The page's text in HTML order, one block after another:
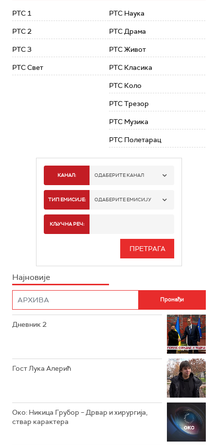
РТС 1
РТС 2
РТС 3
РТС Свет
РТС Наука
РТС Драма
РТС Живот
РТС Класика
РТС Коло
РТС Трезор
РТС Музика
РТС Полетарац
КАНАЛ: ОДАБЕРИТЕ КАНАЛ
РТС 1
РТС 3
ТИП ЕМИСИЈЕ: ОДАБЕРИТЕ ЕМИСИЈУ
ИНФО
КЉУЧНА РЕЧ:
Најновије
Дневник 2
Гост Лука Алерић
Око: Никица Грубор – Дрвар и хирургија,
ствар карактера